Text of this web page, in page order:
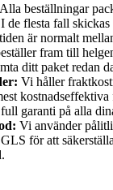
Alla beställningar
de flesta fall skickas
är normalt
fram till
ditt paket redan
Vi håller
garanti på alla
Vi använder
för att